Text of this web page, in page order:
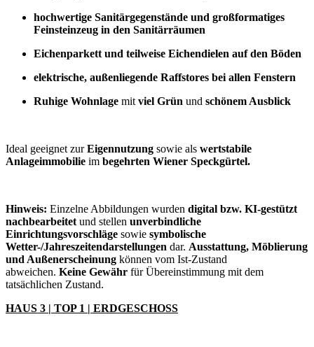
hochwertige Sanitärgegenstände und großformatiges
Feinsteinzeug in den Sanitärräumen
Eichenparkett und teilweise Eichendielen auf den Böden
elektrische, außenliegende Raffstores bei allen Fenstern
Ruhige Wohnlage mit viel Grün und schönem Ausblick
Ideal geeignet zurEigennutzung sowie als wertstabile
Anlageimmobilie im begehrten Wiener Speckgürtel.
Hinweis: Einzelne Abbildungen wurden digital bzw. KI-gestützt
nachbearbeitet und stellen unverbindliche
Einrichtungsvorschläge sowie symbolische
Wetter-/Jahreszeitendarstellungen dar. Ausstattung, Möblierung
und Außenerscheinung können vom Ist-Zustand
abweichen. Keine Gewähr für Übereinstimmung mit dem
tatsächlichen Zustand.
HAUS 3 | TOP 1 | ERDGESCHOSS